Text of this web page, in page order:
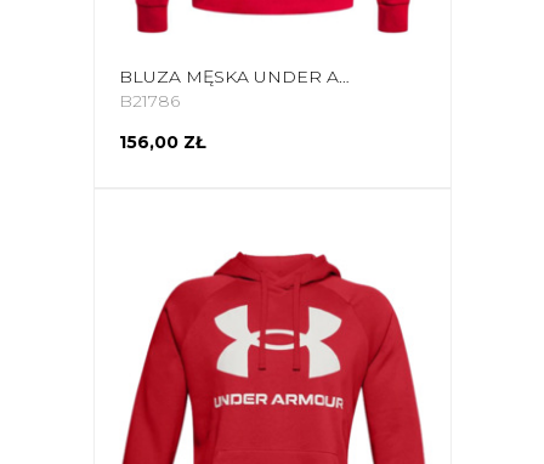
BLUZA MĘSKA UNDER ARMOUR RIVAL FLEECE BIG LOGO HD CZERWONA 1357093 600
B21786
156,00 ZŁ